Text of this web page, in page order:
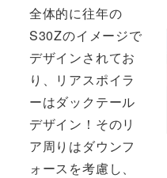
全体的に往年の
S30Zのイメージで
デザインされてお
り、リアスポイラ
ーはダックテール
デザイン！そのリ
ア周りはダウンフ
ォースを考慮し、